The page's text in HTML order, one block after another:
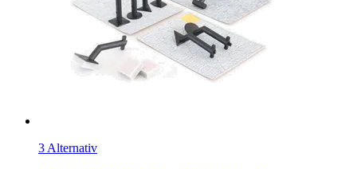
3 Alternativ